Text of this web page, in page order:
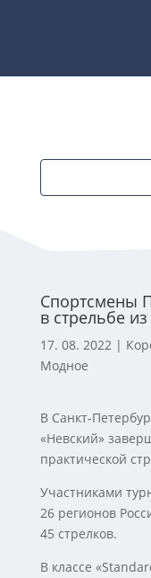
Спортсмены
в стрельбе
17. 08. 2022|
Модное
В
«Невский»
практической
Участниками
26 регионов
45 стрелков.
В классе